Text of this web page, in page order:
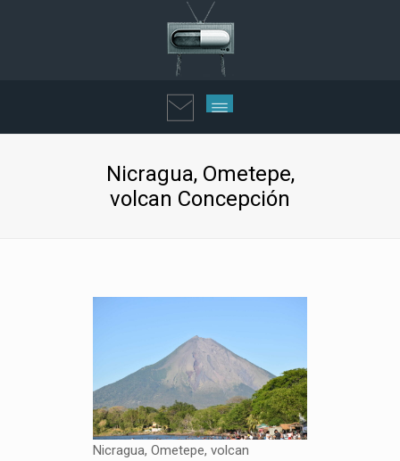
Nicragua, Ometepe,
volcan Concepción
Nicragua, Ometepe, volcan